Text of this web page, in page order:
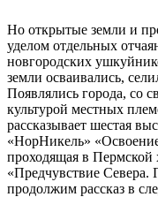
Но открытые земли и
уделом отдельных
новгородских
земли осваивались,
Появлялись города, со
культурой местных
рассказывает шестая
«НорНикель»
проходящая в Пермской
«Предчувствие
продолжим рассказ в